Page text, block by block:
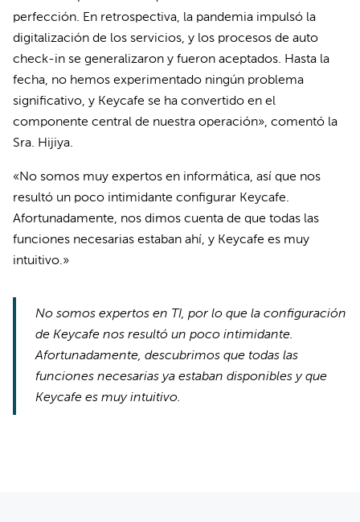
perfección. En retrospectiva, la pandemia impulsó la
digitalización de los servicios, y los procesos de auto
check-in se generalizaron y fueron aceptados. Hasta la
fecha, no hemos experimentado ningún problema
significativo, y Keycafe se ha convertido en el
componente central de nuestra operación», comentó la
Sra. Hijiya.
«No somos muy expertos en informática, así que nos
resultó un poco intimidante configurar Keycafe.
Afortunadamente, nos dimos cuenta de que todas las
funciones necesarias estaban ahí, y Keycafe es muy
intuitivo.»
No somos expertos en TI, por lo que la configuración
de Keycafe nos resultó un poco intimidante.
Afortunadamente, descubrimos que todas las
funciones necesarias ya estaban disponibles y que
Keycafe es muy intuitivo.